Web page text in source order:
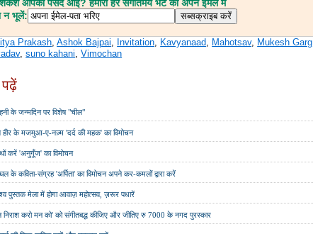
आपको पसंद आई? हमारी हर संगीतमय भेंट को अपने ईमेल में
न भूलें:
Prakash ,Ashok Bajpai Invitation Kavyanaad Mahotsav, Mukesh Garg
,suno kahani ,Vimochan
पढ़ें
के जन्मदिन पर विशेष "चील"
हीर के मजमुआ-ए-नज़्म 'दर्द की महक' का विमोचन
करें 'अनुगूँज' का विमोचन
के कविता-संग्रह 'अर्पिता' का विमोचन अपने कर-कमलों द्वारा करें
पुस्तक मेला में होगा आवाज़ महोत्सव, ज़रूर पधारें
निराश करो मन को' को संगीतबद्ध कीजिए और जीतिए रु 7000 के नगद पुरस्कार